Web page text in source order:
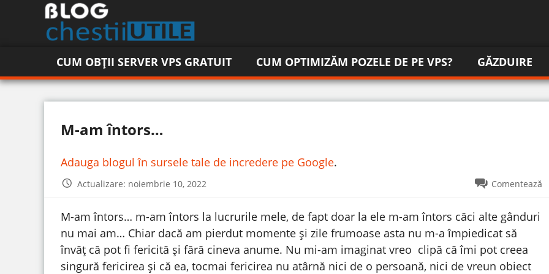
CUM OBȚII SERVER VPS GRATUIT CUM OPTIMIZĂM POZELE DE PE VPS? GĂZDUIRE
M-am întors…
Adauga blogul în sursele tale de incredere pe Google.
Actualizare: noiembrie 10, 2022 Comentează
M-am întors… m-am întors la lucrurile mele, de fapt doar la ele m-am întors căci alte gânduri
nu mai am… Chiar dacă am pierdut momente și zile frumoase asta nu m-a împiedicat să
învăț că pot fi fericită și fără cineva anume. Nu mi-am imaginat vreo clipă că îmi pot creea
singură fericirea și că ea, tocmai fericirea nu atârnă nici de o persoană, nici de vreun obiect